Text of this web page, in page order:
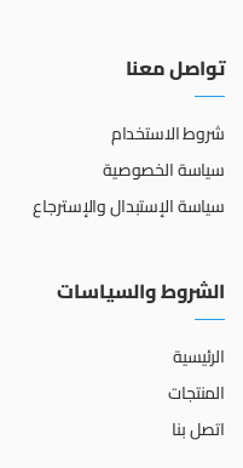
تواصل معنا
شروط الاستخدام
سياسة الخصوصية
سياسة الإستبدال والإسترجاع
الشروط والسياسات
الرئيسية
المنتجات
اتصل بنا